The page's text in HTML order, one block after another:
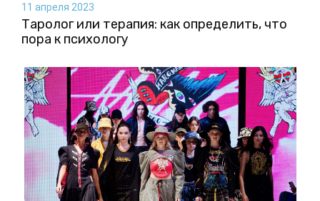
11 апреля 2023
Таролог или терапия: как определить, что
пора к психологу